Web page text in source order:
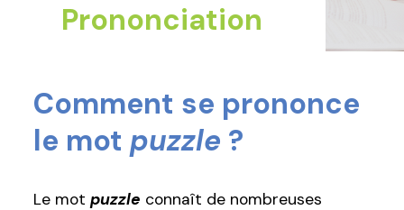
Prononciation
Comment se prononce
le mot puzzle ?
Le mot puzzle connaît de nombreuses